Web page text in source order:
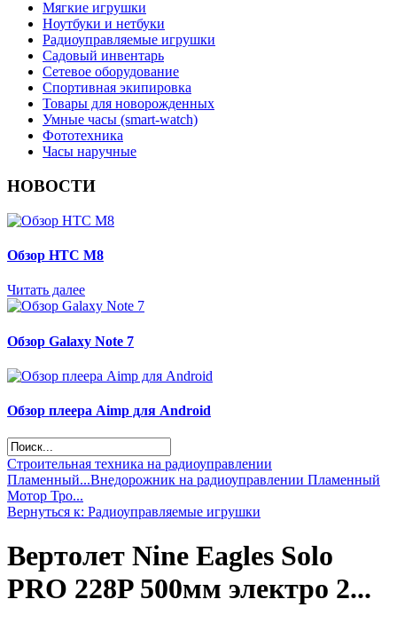
Мягкие игрушки
Ноутбуки и нетбуки
Радиоуправляемые игрушки
Садовый инвентарь
Сетевое оборудование
Спортивная экипировка
Товары для новорожденных
Умные часы (smart-watch)
Фототехника
Часы наручные
НОВОСТИ
Обзор НТС М8
Читать далее
Обзор Galaxy Note 7
Обзор плеера Aimp для Android
Строительная техника на радиоуправлении
Пламенный...Внедорожник на радиоуправлении Пламенный
Мотор Тро...
Вернуться к: Радиоуправляемые игрушки
Вертолет Nine Eagles Solo
PRO 228P 500мм электро 2...